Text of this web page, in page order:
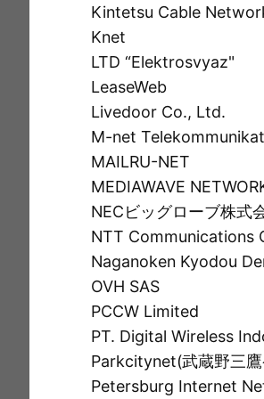
Kintetsu Cable
Knet
LTD “Elektrosvyaz"
LeaseWeb
Livedoor Co., Ltd.
M-net
MAILRU-NET
MEDIAWAVE
NECビッグローブ株式
NTT Communications
Naganoken Kyodou
OVH SAS
PCCW Limited
PT. Digital Wireless
Parkcitynet(武蔵野三
Petersburg Internet